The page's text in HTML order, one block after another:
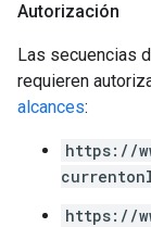
Autorización
Las secuencias
requieren
alcances:
https://
https://